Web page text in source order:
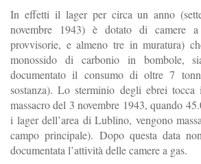
In effetti il lager per circa un anno
novembre 1943) è dotato di camere
provvisorie, e almeno tre in muratura)
monossido di carbonio in bombole,
documentato il consumo di oltre 7
sostanza). Lo sterminio degli ebrei
massacro del 3 novembre 1943, quando
i lager dell’area di Lublino, vengono
campo principale). Dopo questa data
documentata l’attività delle camere a gas.